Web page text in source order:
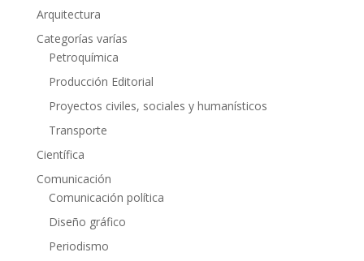
Arquitectura
Categorías varías
Petroquímica
Producción Editorial
Proyectos civiles, sociales y humanísticos
Transporte
Científica
Comunicación
Comunicación política
Diseño gráfico
Periodismo